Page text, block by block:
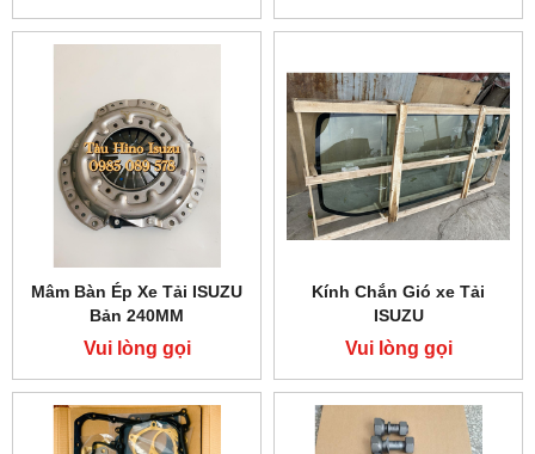
Mâm Bàn Ép Xe Tải ISUZU
Bản 240MM
Vui lòng gọi
Kính Chắn Gió xe Tải
ISUZU
Vui lòng gọi